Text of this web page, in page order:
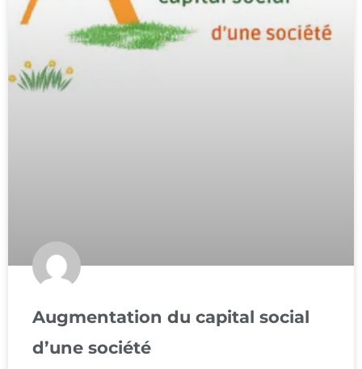
Augmentation du capital social
d’une société